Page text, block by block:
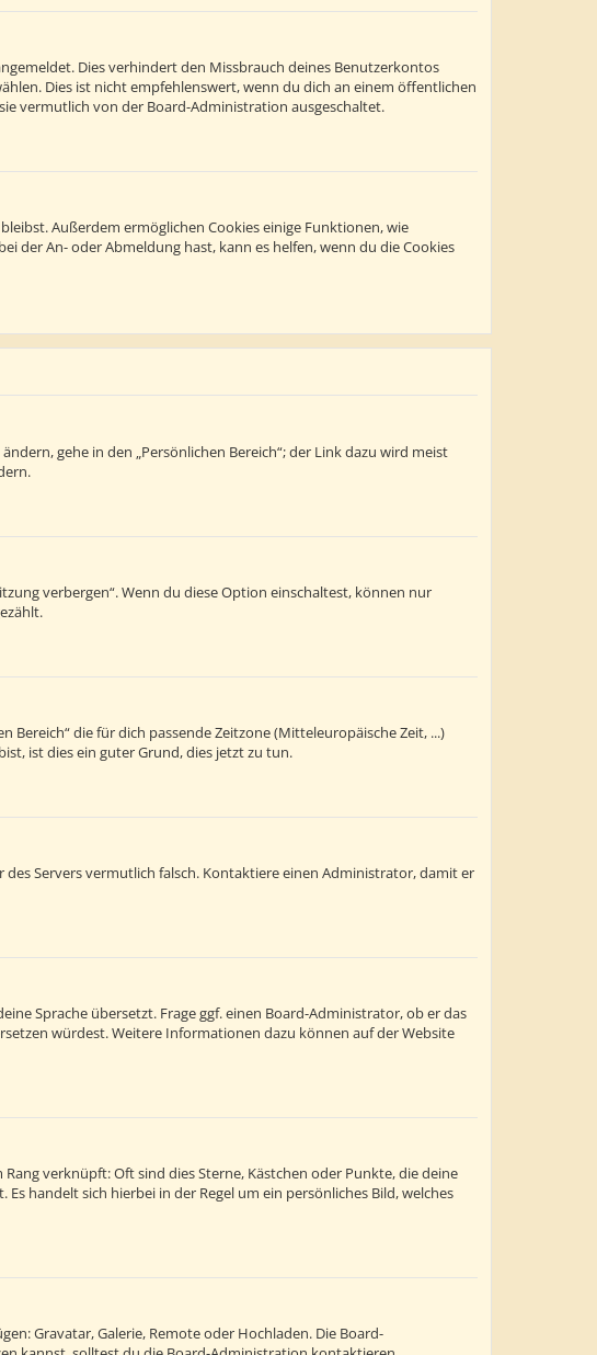
Dies verhindert den Missbrauch deines Benutzerkontos
Dies ist nicht empfehlenswert, wenn du dich an einem öffentlichen
vermutlich von der Board-Administration ausgeschaltet.
Außerdem ermöglichen Cookies einige Funktionen, wie
der An- oder Abmeldung hast, kann es helfen, wenn du die Cookies
gehe in den „Persönlichen Bereich“; der Link dazu wird meist
verbergen“. Wenn du diese Option einschaltest, können nur
Bereich“ die für dich passende Zeitzone (Mitteleuropäische Zeit, ...)
ist dies ein guter Grund, dies jetzt zu tun.
Servers vermutlich falsch. Kontaktiere einen Administrator, damit er
Sprache übersetzt. Frage ggf. einen Board-Administrator, ob er das
würdest. Weitere Informationen dazu können auf der Website
verknüpft: Oft sind dies Sterne, Kästchen oder Punkte, die deine
handelt sich hierbei in der Regel um ein persönliches Bild, welches
Gravatar, Galerie, Remote oder Hochladen. Die Board-